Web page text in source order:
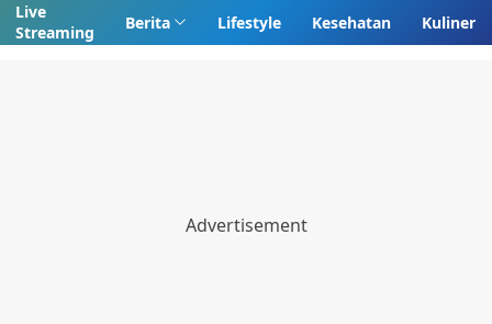
Live
Streaming
Berita Lifestyle Kesehatan Kuliner